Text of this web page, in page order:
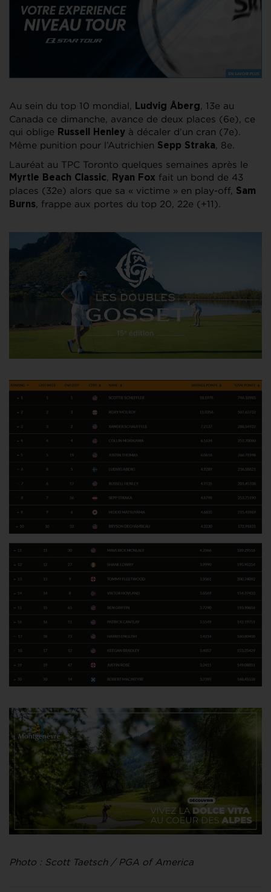
Au sein du top 10 mondial, Ludvig Åberg, 13e au
Canada ce dimanche, avance de deux places (6e), ce
qui oblige Russell Henley à décaler d’un cran (7e).
Même punition pour l’Autrichien Sepp Straka, 8e.
Lauréat au TPC Toronto quelques semaines après le
Myrtle Beach Classic, Ryan Fox fait un bond de 43
places (32e) alors que sa « victime » en play-off, Sam
Burns, frappe aux portes du top 20, 22e (+11).
Photo : Scott Taetsch / PGA of America